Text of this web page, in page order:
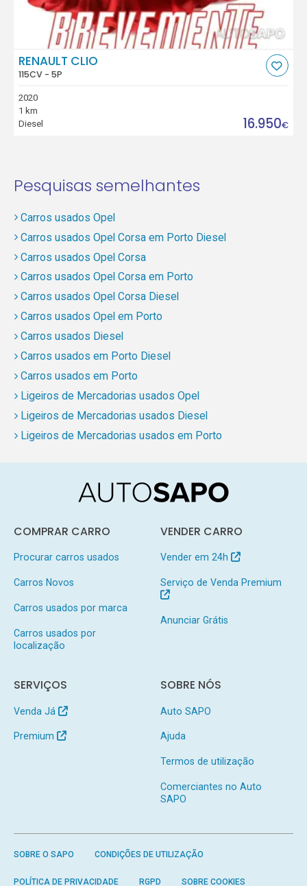
RENAULT CLIO
115CV - 5P
2020
1 km
Diesel
16.950€
Pesquisas semelhantes
Carros usados Opel
Carros usados Opel Corsa em Porto Diesel
Carros usados Opel Corsa
Carros usados Opel Corsa em Porto
Carros usados Opel Corsa Diesel
Carros usados Opel em Porto
Carros usados Diesel
Carros usados em Porto Diesel
Carros usados em Porto
Ligeiros de Mercadorias usados Opel
Ligeiros de Mercadorias usados Diesel
Ligeiros de Mercadorias usados em Porto
COMPRAR CARRO
Procurar carros usados
Carros Novos
Carros usados por marca
Carros usados por
localização
VENDER CARRO
Vender em 24h
Serviço de Venda Premium
Anunciar Grátis
SERVIÇOS
Venda Já
Premium
SOBRE NÓS
Auto SAPO
Ajuda
Termos de utilização
Comerciantes no Auto
SAPO
SOBRE O SAPO CONDIÇÕES DE UTILIZAÇÃO
POLÍTICA DE PRIVACIDADE RGPD SOBRE COOKIES